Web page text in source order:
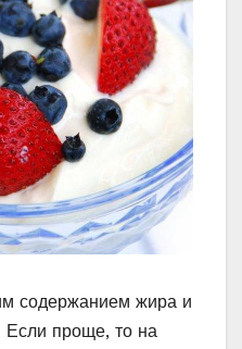
содержанием жира и
Если проще, то на